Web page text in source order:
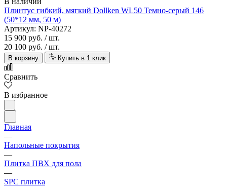
Плинтус гибкий, мягкий Dollken WL50 Темно-серый 146
(50*12 мм, 50 м)
Артикул: NP-40272
15 900 руб. / шт.
20 100 руб. / шт.
В корзину Купить в 1 клик
Сравнить
В избранное
Главная
—
Напольные покрытия
—
Плитка ПВХ для пола
—
SPC плитка